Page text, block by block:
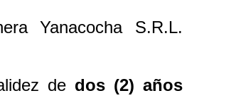
Yanacocha S.R.L.
de dos (2) años